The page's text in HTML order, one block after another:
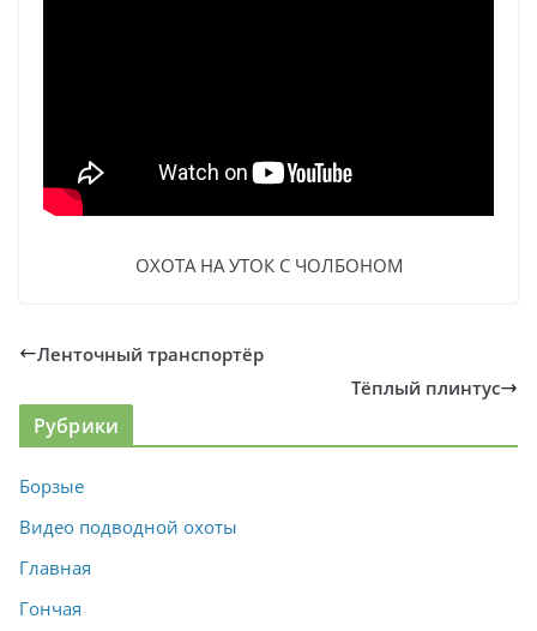
ОХОТА НА УТОК С ЧОЛБОНОМ
Ленточный транспортёр
Тёплый плинтус
Рубрики
Борзые
Видео подводной охоты
Главная
Гончая